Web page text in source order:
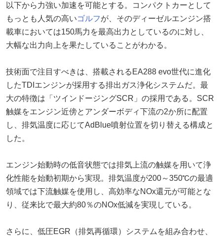
以下から力強い加速を可能とする。コンパクトカーとして
もっとも人気の高いゴルフが、そのディーゼルエンジン搭
載車においては150馬力を最高出力としているのに対し、
大幅な出力向上を果たしていることがわかる。
技術面で注目すべきは、搭載されるEA288 evo世代に進化
したTDIエンジンが採用する排出ガス浄化システムだ。最
大の特徴は「ツインドージングSCR」の採用である。SCR
触媒をエンジン近傍とアンダーボディ下流の2か所に配置
し、排気温度に応じてAdBlue噴射位置を切り替える構成と
した。
エンジン始動時の低音状態では排気上流の触媒を用いて浄
化性能を始動初期から実現。排気温度が200～350℃の最適
領域では下流触媒を使用し、高効率なNOx還元が可能とな
り、従来比で最大約80％のNOx低減を実現している。
さらに、低圧EGR（排気再循環）システムを組み合わせ、